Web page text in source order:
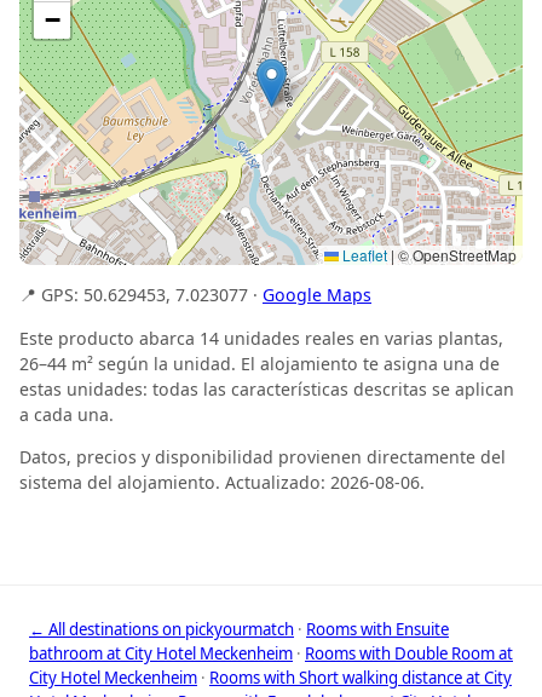
−
Leaflet | © OpenStreetMap
📍 GPS: 50.629453, 7.023077 · Google Maps
Este producto abarca 14 unidades reales en varias plantas,
26–44 m² según la unidad. El alojamiento te asigna una de
estas unidades: todas las características descritas se aplican
a cada una.
Datos, precios y disponibilidad provienen directamente del
sistema del alojamiento. Actualizado: 2026-08-06.
← All destinations on pickyourmatch · Rooms with Ensuite
bathroom at City Hotel Meckenheim · Rooms with Double Room at
City Hotel Meckenheim · Rooms with Short walking distance at City